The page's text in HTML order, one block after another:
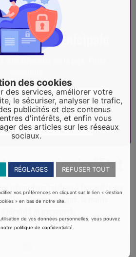
- Police municipale
public (déménagement)
"Tranquilité vacances"
auprès de l'Etat
informations relatives à l’ensemble des
l’Etat.Comme indiqué, la mairie
des cookies
des services, améliorer votre
le sécuriser, analyser le trafic,
publicités et des contenus
d'intérêts, et enfin vous
des articles sur les réseaux
sociaux.
RÉGLAGES REFUSER TOUT
vos préférences en cliquant sur le lien « Gestion
» en bas de notre site.
de vos données personnelles, vous pouvez
notre politique de confidentialité.